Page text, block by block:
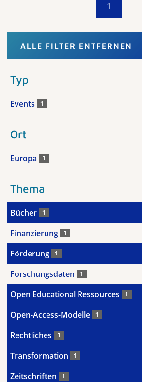
1
ALLE FILTER ENTFERNEN
Typ
Events 1
Ort
Europa 1
Thema
Bücher 1
Finanzierung 1
Förderung 1
Forschungsdaten 1
Open Educational Ressources 1
Open-Access-Modelle 1
Rechtliches 1
Transformation 1
Zeitschriften 1